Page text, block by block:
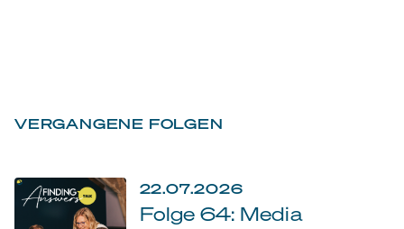
VERGANGENE FOLGEN
22.07.2026
Folge 64: Media